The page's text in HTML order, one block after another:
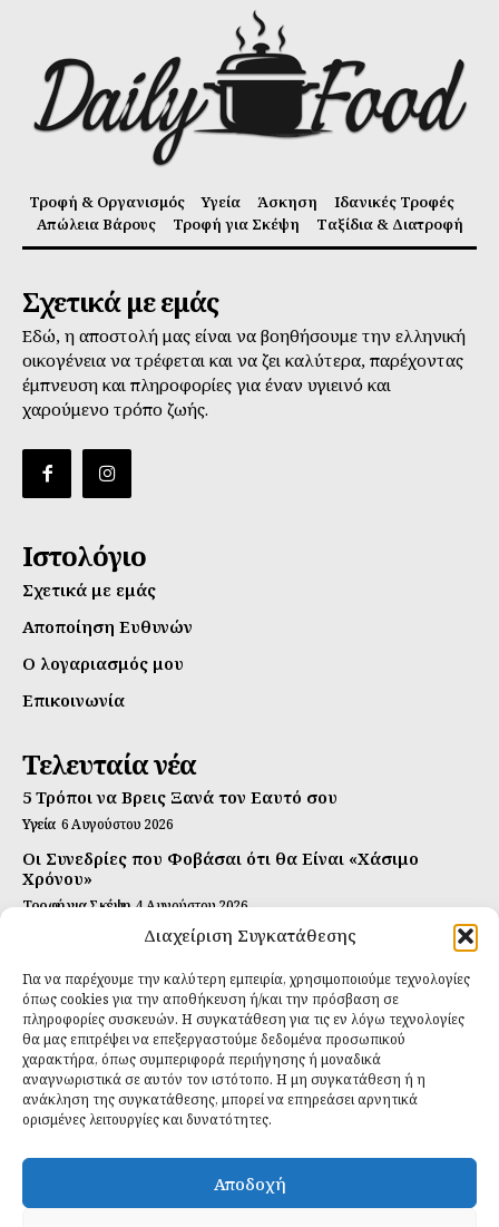
Διαχείριση Συγκατάθεσης
Για να παρέχουμε την καλύτερη εμπειρία, χρησιμοποιούμε τεχνολογίες
όπως cookies για την αποθήκευση ή/και την πρόσβαση σε
πληροφορίες συσκευών. Η συγκατάθεση για τις εν λόγω τεχνολογίες
θα μας επιτρέψει να επεξεργαστούμε δεδομένα προσωπικού
χαρακτήρα, όπως συμπεριφορά περιήγησης ή μοναδικά
αναγνωριστικά σε αυτόν τον ιστότοπο. Η μη συγκατάθεση ή η
ανάκληση της συγκατάθεσης, μπορεί να επηρεάσει αρνητικά
ορισμένες λειτουργίες και δυνατότητες.
Αποδοχή
Τροφή & Οργανισμός Υγεία Άσκηση
Ιδανικές Τροφές
Απώλεια Βάρους
Τροφή για Σκέψη Ταξίδια & Διατροφή
Σχετικά με εμάς
Εδώ, η αποστολή μας είναι να βοηθήσουμε την ελληνική
οικογένεια να τρέφεται και να ζει καλύτερα, παρέχοντας
έμπνευση και πληροφορίες για έναν υγιεινό και
χαρούμενο τρόπο ζωής.
Ιστολόγιο
Σχετικά με εμάς
Αποποίηση Ευθυνών
Ο λογαριασμός μου
Επικοινωνία
Τελευταία νέα
5 Τρόποι να Βρεις Ξανά τον Εαυτό σου
Υγεία 6 Αυγούστου 2026
Οι Συνεδρίες που Φοβάσαι ότι θα Είναι «Χάσιμο
Χρόνου»
Τροφή για Σκέψη 4 Αυγούστου 2026
Αυτή Είναι η Συνταγή για Τέλεια Κομπούτσα
Ιδανικές Τροφές 26 Ιουλίου 2026
Εγγραφείτε
ΕΓΓΡΑΦΉ